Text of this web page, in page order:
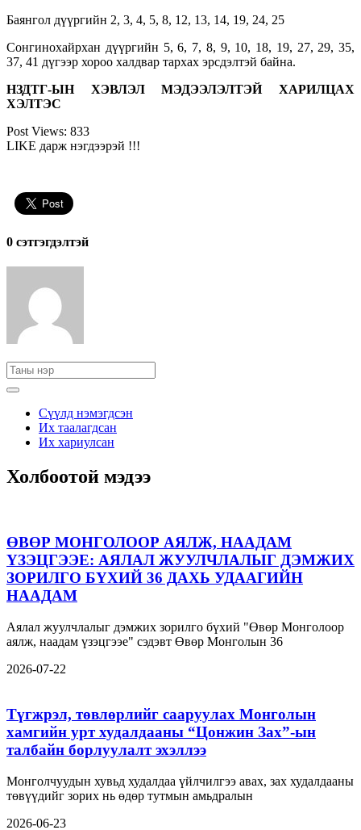
Баянгол дүүргийн 2, 3, 4, 5, 8, 12, 13, 14, 19, 24, 25
Сонгинохайрхан дүүргийн 5, 6, 7, 8, 9, 10, 18, 19, 27, 29, 35,
37, 41 дүгээр хороо халдвар тархах эрсдэлтэй байна.
НЗДТГ-ЫН ХЭВЛЭЛ МЭДЭЭЛЭЛТЭЙ ХАРИЛЦАХ
ХЭЛТЭС
Post Views: 833
LIKE дарж нэгдээрэй !!!
0 cэтгэгдэлтэй
Сүүлд нэмэгдсэн
Их таалагдсан
Их хариулсан
Холбоотой мэдээ
ӨВӨР МОНГОЛООР АЯЛЖ, НААДАМ
ҮЗЭЦГЭЭЕ: АЯЛАЛ ЖУУЛЧЛАЛЫГ ДЭМЖИХ
ЗОРИЛГО БҮХИЙ 36 ДАХЬ УДААГИЙН
НААДАМ
Аялал жуулчлалыг дэмжих зорилго бүхий "Өвөр Монголоор
аялж, наадам үзэцгээе" сэдэвт Өвөр Монголын 36
2026-07-22
Түгжрэл, төвлөрлийг сааруулах Монголын
хамгийн урт худалдааны “Цонжин Зах”-ын
талбайн борлуулалт эхэллээ
Монголчуудын хувьд худалдаа үйлчилгээ авах, зах худалдааны
төвүүдийг зорих нь өдөр тутмын амьдралын
2026-06-23